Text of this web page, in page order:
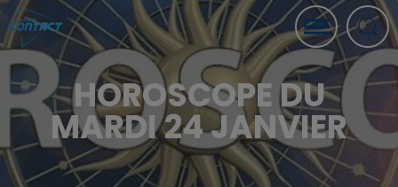
HOROSCOPE DU
MARDI 24 JANVIER